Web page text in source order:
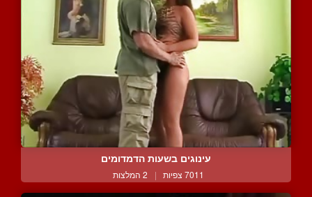
עינוגים בשעות הדמדומים
7011 צפיות | 2 המלצות